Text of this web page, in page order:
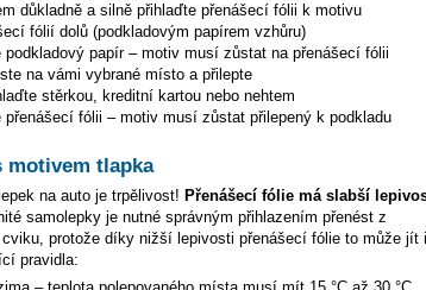
důkladně a silně přihlaďte přenášecí fólii k motivu
fólií dolů (podkladovým papírem vzhůru)
papír – motiv musí zůstat na přenášecí fólii
na vámi vybrané místo a přilepte
stěrkou, kreditní kartou nebo nehtem
fólii – motiv musí zůstat přilepený k podkladu
motivem tlapka
na auto je trpělivost! Přenášecí fólie má slabší
samolepky je nutné správným přihlazením přenést z
protože díky nižší lepivosti přenášecí fólie to může jít
pravidla: